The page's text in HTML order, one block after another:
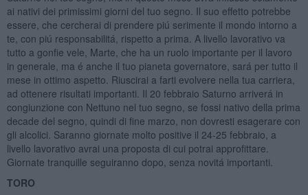
ai nativi dei primissimi giorni del tuo segno. Il suo effetto potrebbe
essere, che cercherai di prendere piú serimente il mondo intorno a
te, con piú responsabilitá, rispetto a prima. A livello lavorativo va
tutto a gonfie vele, Marte, che ha un ruolo importante per il lavoro
in generale, ma é anche il tuo pianeta governatore, sará per tutto il
mese in ottimo aspetto. Riuscirai a farti evolvere nella tua carriera,
ad ottenere risultati importanti. Il 20 febbraio Saturno arriverá in
congiunzione con Nettuno nel tuo segno, se fossi nativo della prima
decade del segno, quindi di fine marzo, non dovresti esagerare con
gli alcolici. Saranno giornate molto positive il 24-25 febbraio, a
livello lavorativo avrai una proposta di cui potrai approfittare.
Giornate tranquille seguiranno dopo, senza novitá importanti.
TORO